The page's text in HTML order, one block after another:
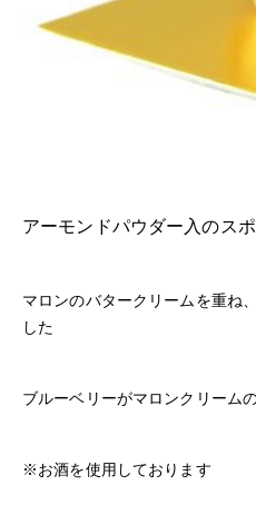
アーモンドパウダー入のス
マロンのバタークリームを重ね
した
ブルーベリーがマロンクリーム
※お酒を使用しております